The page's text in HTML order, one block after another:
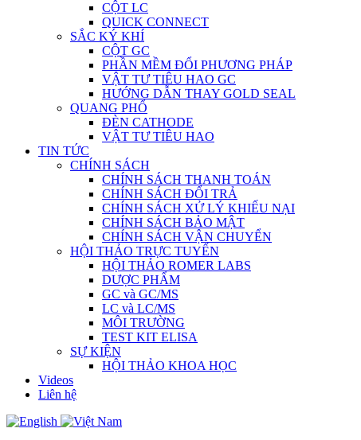
CỘT LC
QUICK CONNECT
SẮC KÝ KHÍ
CỘT GC
PHẦN MỀM ĐỔI PHƯƠNG PHÁP
VẬT TƯ TIÊU HAO GC
HƯỚNG DẪN THAY GOLD SEAL
QUANG PHỔ
ĐÈN CATHODE
VẬT TƯ TIÊU HAO
TIN TỨC
CHÍNH SÁCH
CHÍNH SÁCH THANH TOÁN
CHÍNH SÁCH ĐỔI TRẢ
CHÍNH SÁCH XỬ LÝ KHIẾU NẠI
CHÍNH SÁCH BẢO MẬT
CHÍNH SÁCH VẬN CHUYỂN
HỘI THẢO TRỰC TUYẾN
HỘI THẢO ROMER LABS
DƯỢC PHẨM
GC và GC/MS
LC và LC/MS
MÔI TRƯỜNG
TEST KIT ELISA
SỰ KIỆN
HỘI THẢO KHOA HỌC
Videos
Liên hệ